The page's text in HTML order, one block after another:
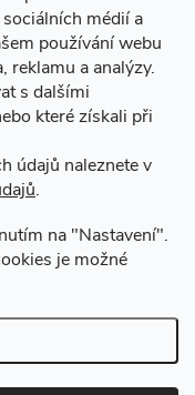
médií a
používání webu
reklamu a analýzy.
s dalšími
které získali při
údajů naleznete v
.
na "Nastavení".
je možné
práva vyhrazena.